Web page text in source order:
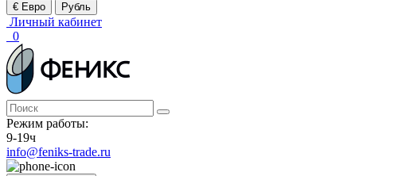
€ Евро
Рубль
Личный кабинет
0
Режим работы:
9-19ч
info@feniks-trade.ru